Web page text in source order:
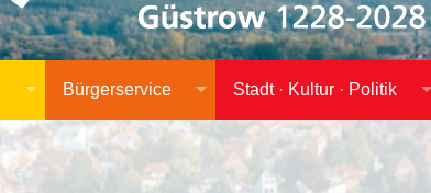
Bürgerservice Stadt · Kultur · Politik